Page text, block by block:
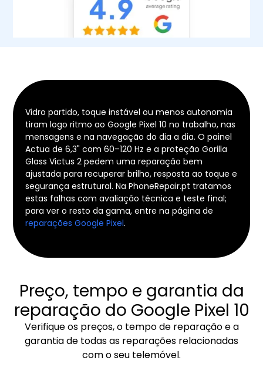
Vidro partido, toque instável ou menos autonomia
tiram logo ritmo ao Google Pixel 10 no trabalho, nas
mensagens e na navegação do dia a dia. O painel
Actua de 6,3" com 60–120 Hz e a proteção Gorilla
Glass Victus 2 pedem uma reparação bem
ajustada para recuperar brilho, resposta ao toque e
segurança estrutural. Na PhoneRepair.pt tratamos
estas falhas com avaliação técnica e teste final;
para ver o resto da gama, entre na página de
reparações Google Pixel.
Preço, tempo e garantia da
reparação do Google Pixel 10
Verifique os preços, o tempo de reparação e a
garantia de todas as reparações relacionadas
com o seu telemóvel.